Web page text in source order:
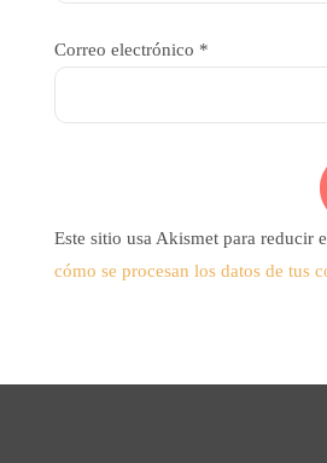
Correo electrónico *
Este sitio usa Akismet para reducir
cómo se procesan los datos de tus